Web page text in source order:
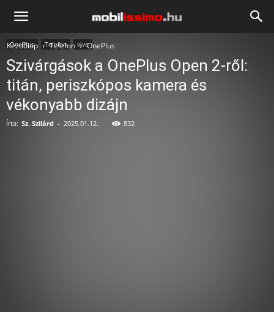
Mobilissimo.hu
Kezdőlap Telefon OnePlus
OnePlus Telefon vivo
Szivárgások a OnePlus Open 2-ről:
titán, periszkópos kamera és
vékonyabb dizájn
Írta: Sz. Szilárd - 2025.01.12. 832